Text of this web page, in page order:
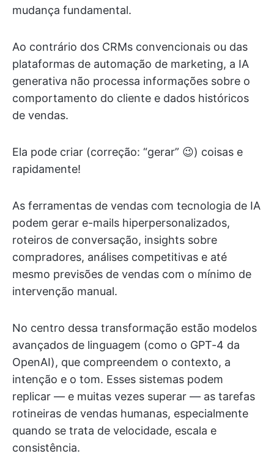
mudança fundamental.
Ao contrário dos CRMs convencionais ou das
plataformas de automação de marketing, a IA
generativa não processa informações sobre o
comportamento do cliente e dados históricos
de vendas.
Ela pode criar (correção: “gerar” 😉) coisas e
rapidamente!
As ferramentas de vendas com tecnologia de IA
podem gerar e-mails hiperpersonalizados,
roteiros de conversação, insights sobre
compradores, análises competitivas e até
mesmo previsões de vendas com o mínimo de
intervenção manual.
No centro dessa transformação estão modelos
avançados de linguagem (como o GPT-4 da
OpenAI), que compreendem o contexto, a
intenção e o tom. Esses sistemas podem
replicar — e muitas vezes superar — as tarefas
rotineiras de vendas humanas, especialmente
quando se trata de velocidade, escala e
consistência.